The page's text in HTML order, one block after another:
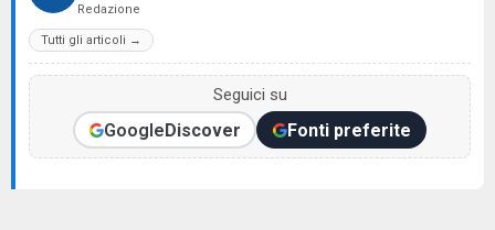
Redazione
Tutti gli articoli →
Seguici su
GoogleDiscover Fonti preferite